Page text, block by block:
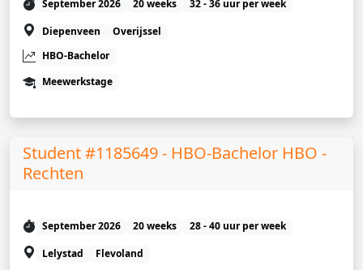
September 2026 20 weeks
32 - 36 uur per week
Diepenveen
Overijssel
HBO-Bachelor
Meewerkstage
Student #1185649 - HBO-Bachelor HBO -
Rechten
September 2026 20 weeks
28 - 40 uur per week
Lelystad
Flevoland